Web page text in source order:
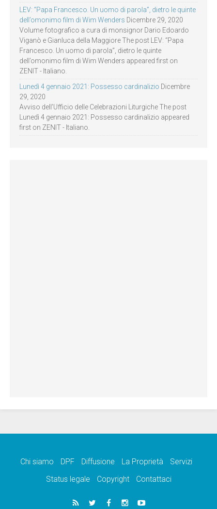
LEV: “Papa Francesco. Un uomo di parola”, dietro le quinte
dell’omonimo film di Wim Wenders Dicembre 29, 2020
Volume fotografico a cura di monsignor Dario Edoardo
Viganò e Gianluca della Maggiore The post LEV: “Papa
Francesco. Un uomo di parola”, dietro le quinte
dell’omonimo film di Wim Wenders appeared first on
ZENIT - Italiano.
Lunedì 4 gennaio 2021: Possesso cardinalizio Dicembre
29, 2020
Avviso dell’Ufficio delle Celebrazioni Liturgiche The post
Lunedì 4 gennaio 2021: Possesso cardinalizio appeared
first on ZENIT - Italiano.
Chi siamo DPF Diffusione La Proprietà
Servizi
Status legale
Copyright Contattaci